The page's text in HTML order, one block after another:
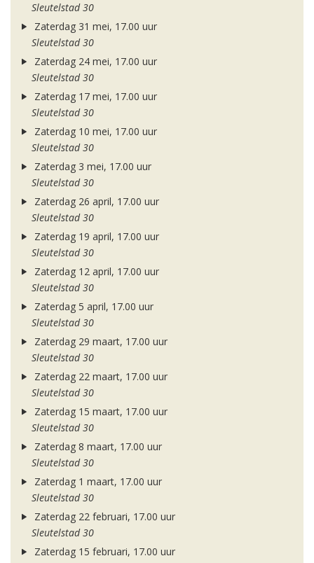
Sleutelstad 30
Zaterdag 31 mei, 17.00 uur
Sleutelstad 30
Zaterdag 24 mei, 17.00 uur
Sleutelstad 30
Zaterdag 17 mei, 17.00 uur
Sleutelstad 30
Zaterdag 10 mei, 17.00 uur
Sleutelstad 30
Zaterdag 3 mei, 17.00 uur
Sleutelstad 30
Zaterdag 26 april, 17.00 uur
Sleutelstad 30
Zaterdag 19 april, 17.00 uur
Sleutelstad 30
Zaterdag 12 april, 17.00 uur
Sleutelstad 30
Zaterdag 5 april, 17.00 uur
Sleutelstad 30
Zaterdag 29 maart, 17.00 uur
Sleutelstad 30
Zaterdag 22 maart, 17.00 uur
Sleutelstad 30
Zaterdag 15 maart, 17.00 uur
Sleutelstad 30
Zaterdag 8 maart, 17.00 uur
Sleutelstad 30
Zaterdag 1 maart, 17.00 uur
Sleutelstad 30
Zaterdag 22 februari, 17.00 uur
Sleutelstad 30
Zaterdag 15 februari, 17.00 uur